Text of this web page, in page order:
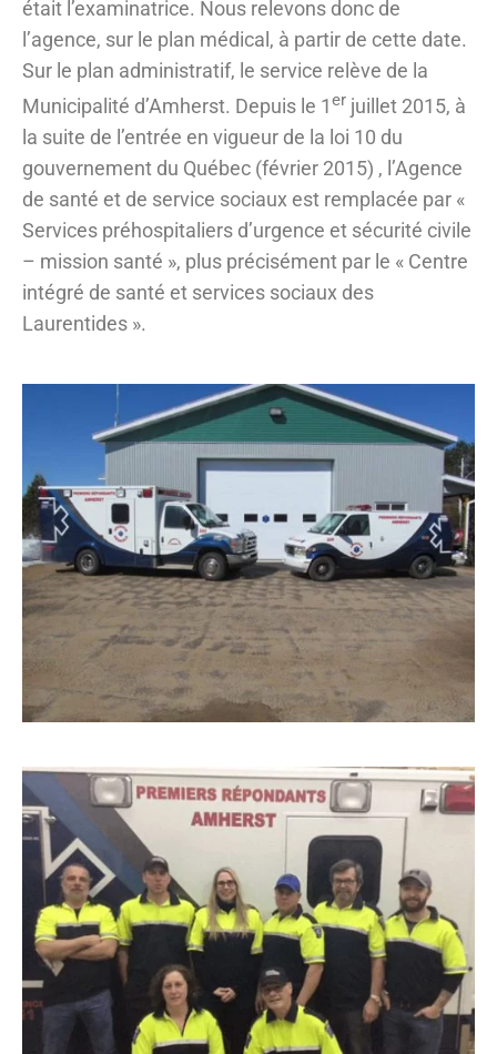
était l’examinatrice. Nous relevons donc de
l’agence, sur le plan médical, à partir de cette date.
Sur le plan administratif, le service relève de la
Municipalité d’Amherst. Depuis le 1er juillet 2015, à
la suite de l’entrée en vigueur de la loi 10 du
gouvernement du Québec (février 2015) , l’Agence
de santé et de service sociaux est remplacée par «
Services préhospitaliers d’urgence et sécurité civile
– mission santé », plus précisément par le « Centre
intégré de santé et services sociaux des
Laurentides ».